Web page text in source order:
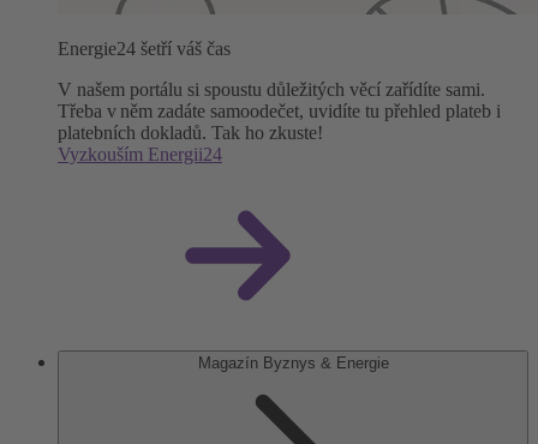
Energie24 šetří váš čas
V našem portálu si spoustu důležitých věcí zařídíte sami.
Třeba v něm zadáte samoodečet, uvidíte tu přehled plateb i
platebních dokladů. Tak ho zkuste!
Vyzkouším Energii24
Magazín Byznys & Energie